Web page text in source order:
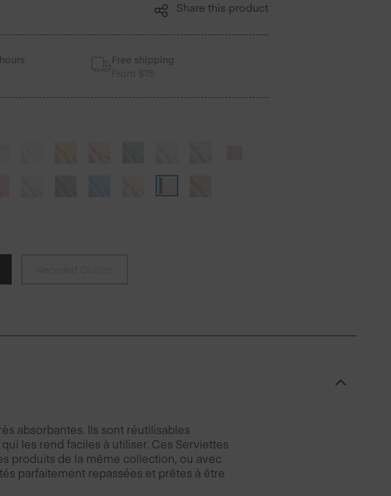
Share this product
Free shipping
From $75
absorbantes. Ils sont réutilisables
les rend faciles à utiliser. Ces Serviettes
produits de la même collection, ou avec
parfaitement repassées et prêtes à être